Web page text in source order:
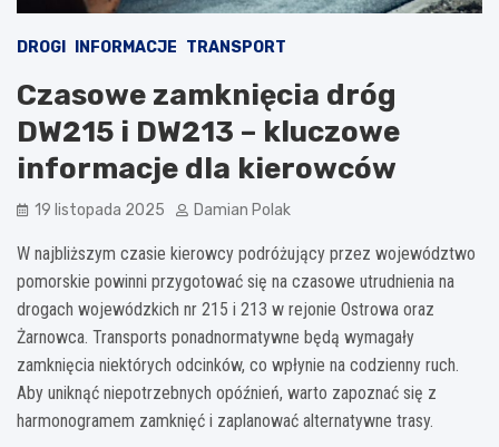
DROGI INFORMACJE TRANSPORT
Czasowe zamknięcia dróg
DW215 i DW213 – kluczowe
informacje dla kierowców
19 listopada 2025 Damian Polak
W najbliższym czasie kierowcy podróżujący przez województwo
pomorskie powinni przygotować się na czasowe utrudnienia na
drogach wojewódzkich nr 215 i 213 w rejonie Ostrowa oraz
Żarnowca. Transports ponadnormatywne będą wymagały
zamknięcia niektórych odcinków, co wpłynie na codzienny ruch.
Aby uniknąć niepotrzebnych opóźnień, warto zapoznać się z
harmonogramem zamknięć i zaplanować alternatywne trasy.